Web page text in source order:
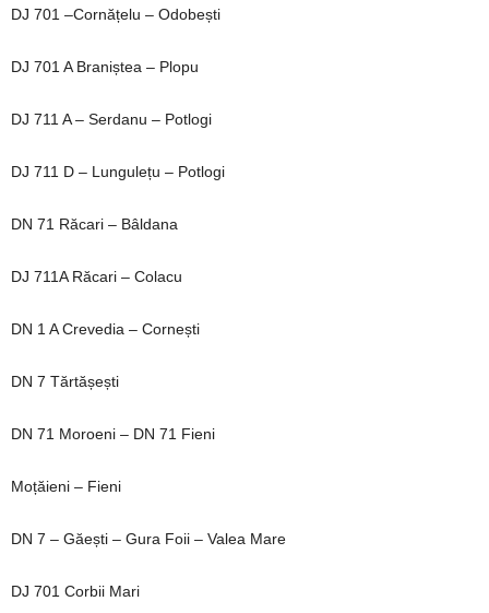
DJ 701 –Cornățelu – Odobești
DJ 701 A Braniștea – Plopu
DJ 711 A – Serdanu – Potlogi
DJ 711 D – Lungulețu – Potlogi
DN 71 Răcari – Bâldana
DJ 711A Răcari – Colacu
DN 1 A Crevedia – Cornești
DN 7 Tărtășești
DN 71 Moroeni – DN 71 Fieni
Moțăieni – Fieni
DN 7 – Găești – Gura Foii – Valea Mare
DJ 701 Corbii Mari